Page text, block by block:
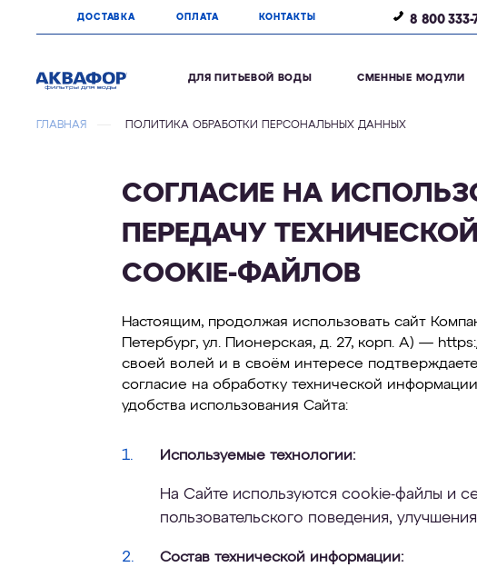
ДОСТАВКА ОПЛАТА КОНТАКТЫ 8 800 333-
ДЛЯ ПИТЬЕВОЙ ВОДЫ СМЕННЫЕ МОДУЛИ
ГЛАВНАЯ ПОЛИТИКА ОБРАБОТКИ ПЕРСОНАЛЬНЫХ ДАННЫХ
СОГЛАСИЕ НА
ПЕРЕДАЧУ
COOKIE-ФАЙЛОВ
Настоящим, продолжая использовать сайт
Петербург, ул. Пионерская, д. 27, корп. А) —
своей волей и в своём интересе
согласие на обработку технической
удобства использования Сайта:
Используемые технологии:
На Сайте используются cookie-файлы и
пользовательского поведения,
Состав технической информации: